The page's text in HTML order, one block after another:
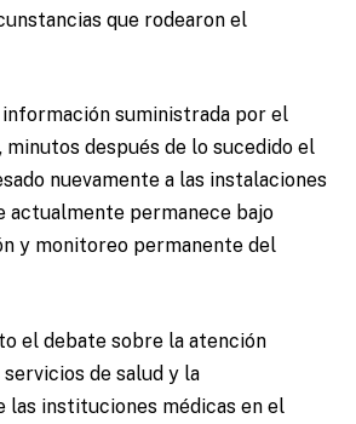
que rodearon el
información suministrada por el
después de lo sucedido el
nuevamente a las instalaciones
actualmente permanece bajo
y monitoreo permanente del
el debate sobre la atención
servicios de salud y la
las instituciones médicas en el